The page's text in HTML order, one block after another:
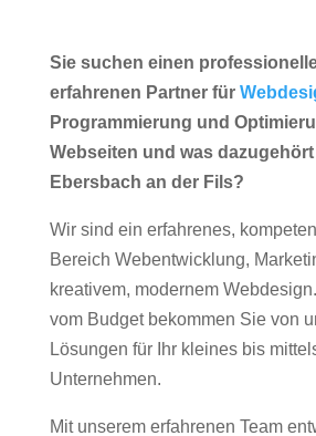
Sie suchen einen
erfahrenen Partner für
Programmierung und
Webseiten und was
Ebersbach an der Fils?
Wir sind ein erfahrenes,
Bereich Webentwicklung,
kreativem, modernem
vom Budget bekommen Sie von
Lösungen für Ihr kleines bis
Unternehmen.
Mit unserem erfahrenen Team